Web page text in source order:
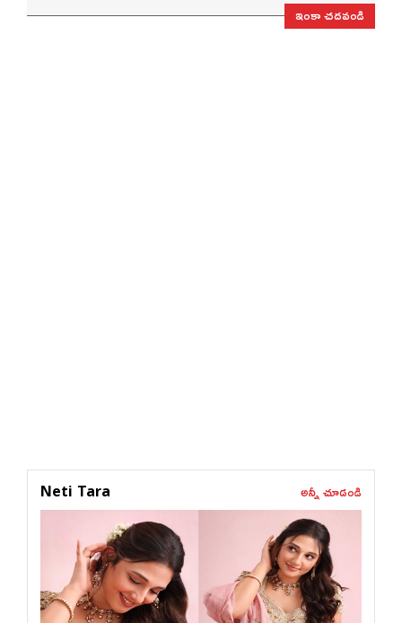
ఇంకా చదవండి
Neti Tara అన్నీ చూడండి